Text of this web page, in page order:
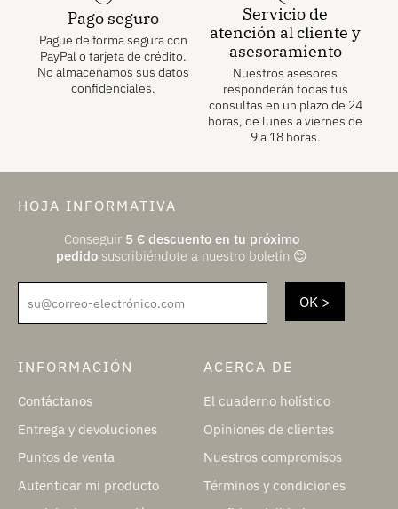
Pago seguro
Pague de forma segura con
PayPal o tarjeta de crédito.
No almacenamos sus datos
confidenciales.
Servicio de
atención al cliente y
asesoramiento
Nuestros asesores
responderán todas tus
consultas en un plazo de 24
horas, de lunes a viernes de
9 a 18 horas.
HOJA INFORMATIVA
Conseguir 5 €descuento en tu próximo
pedidosuscribiéndote a nuestro boletín 😌
su@correo-electrónico.com
INFORMACIÓN
Contáctanos
Entrega y devoluciones
Puntos de venta
Autenticar mi producto
ACERCA DE
El cuaderno holístico
Opiniones de clientes
Nuestros compromisos
Términos y condiciones